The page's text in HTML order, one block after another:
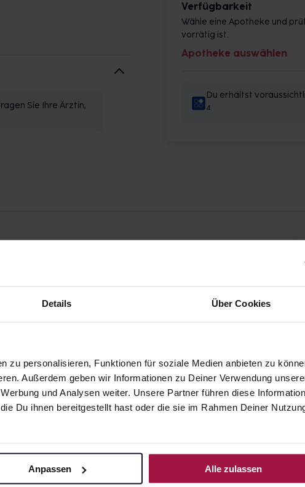
Details Über Cookies
zu personalisieren, Funktionen für soziale Medien anbieten zu
Außerdem geben wir Informationen zu Deiner Verwendung
und Analysen weiter. Unsere Partner führen diese
Du ihnen bereitgestellt hast oder die sie im Rahmen Deiner
Anpassen Alle zulassen
Sie Ihre Ärztin,
Verfügbarkeit
Wähle eine Apotheke und
vorrätig ist.
Apotheke auswählen
Du erhältst
4
Karriere
sofort abholbereit